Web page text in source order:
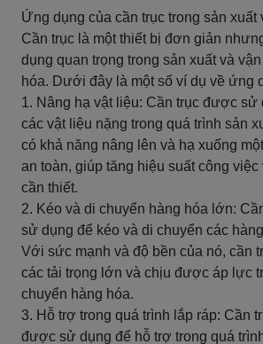
Ứng dụng của cần trục trong sản xuất
Cần trục là một thiết bị đơn giản
dụng quan trọng trong sản xuất và
hóa. Dưới đây là một số ví dụ về ứng
1. Nâng hạ vật liệu: Cần trục được sử
các vật liệu nặng trong quá trình sản
có khả năng nâng lên và hạ xuống
an toàn, giúp tăng hiệu suất công
cần thiết.
2. Kéo và di chuyển hàng hóa lớn:
sử dụng để kéo và di chuyển các
Với sức mạnh và độ bền của nó, cần
các tải trọng lớn và chịu được áp lực
chuyển hàng hóa.
3. Hỗ trợ trong quá trình lắp ráp: Cần
được sử dụng để hỗ trợ trong quá